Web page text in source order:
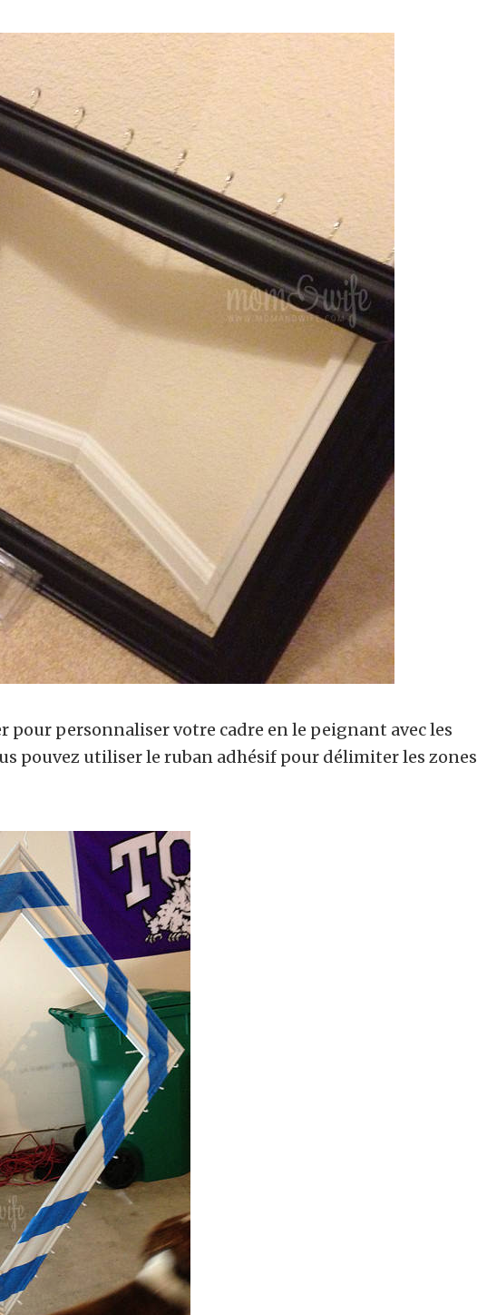
pour personnaliser votre cadre en le peignant avec les
pouvez utiliser le ruban adhésif pour délimiter les zones